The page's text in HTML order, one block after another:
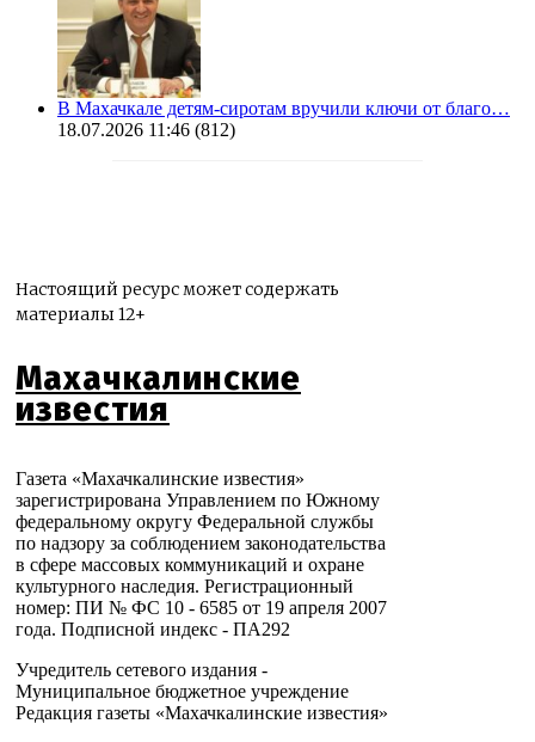
В Махачкале детям-сиротам вручили ключи от благо…
18.07.2026 11:46 (812)
Настоящий ресурс может содержать
материалы 12+
Махачкалинские
известия
Газета «Махачкалинские известия»
зарегистрирована Управлением по Южному
федеральному округу Федеральной службы
по надзору за соблюдением законодательства
в сфере массовых коммуникаций и охране
культурного наследия. Регистрационный
номер: ПИ № ФС 10 - 6585 от 19 апреля 2007
года. Подписной индекс - ПА292
Учредитель сетевого издания -
Муниципальное бюджетное учреждение
Редакция газеты «Махачкалинские известия»